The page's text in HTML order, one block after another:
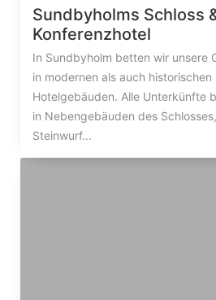
Sundbyholms Schloss
Konferenzhotel
In Sundbyholm betten wir unsere
in modernen als auch historischen
Hotelgebäuden. Alle Unterkünfte
in Nebengebäuden des
Steinwurf...